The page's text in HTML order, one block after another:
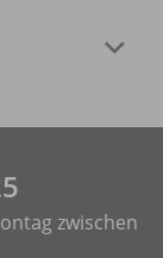
zwischen